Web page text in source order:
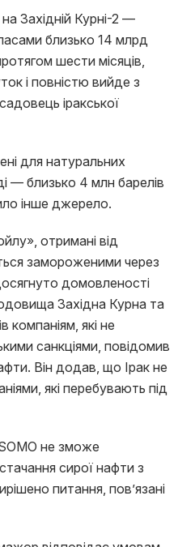
Західній Курні-2 —
близько 14 млрд
шести місяців,
і повністю вийде з
іракської
для натуральних
— близько 4 млн барелів
інше джерело.
отримані від
замороженими через
домовленості
Західна Курна та
компаніям, які не
санкціями, повідомив
Він додав, що Ірак не
які перебувають під
не зможе
сирої нафти з
питання, пов’язані